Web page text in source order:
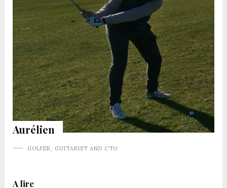
Aurélien
GOLFER, GUITARIST AND CTO
A lire